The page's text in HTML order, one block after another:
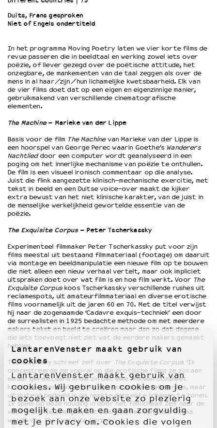
LantarenVenster maakt gebruik van
cookies
LantarenVenster maakt gebruik van
cookies. Wij gebruiken cookies om je
bezoek aan onze website zo plezierig
mogelijk te maken en gaan zorgvuldig
met je privacy om. Cookies die volgen
OVER LANTARENVENSTER
Werken bij
Wie is wie
Word vriend
Historie
Partners
Huisregels
Privacyverklaring
Duurzaamheid
Culturele boycot Israël
Ruimte voor artistieke vrijheid – VNPF
Duits, Frans gesproken
Niet of Engels ondertiteld
In het programma Moving Poetry laten we vier korte films de
revue passeren die in beeldtaal en werking zowel iets over
poëzie, of liever gezegd over de poëtische attitude, het
onzegbare, de mankementen van de taal zeggen als over de
mens in al haar/zijn/hun lichamelijke kwetsbaarheid. Elk van
de vier films doet dat op een eigen en eigenzinnige manier,
gebruikmakend van verschillende cinematografische
elementen.
The Machine– Marieke van der Lippe
Basis voor de film The Machinevan Marieke van der Lippe is
een hoorspel van George Perec waarin Goethe’s Wanderers
Nachtlieddoor een computer wordt geanalyseerd in een
poging om het innerlijke mechanisme van poëzie te onthullen.
De film is een visueel ironisch commentaar op die analyse.
Juist die flink aangezette klinisch-mechanische exercitie, met
tekst in beeld en een Duitse voice-over maakt de kijker
extra bewust van het niet klinische karakter, van de juist in
de menselijke werkelijkheid gewortelde essentie van de
poëzie.
The Exquisite Corpus– Peter Tscherkassky
Experimenteel filmmaker Peter Tscherkassky put voor zijn
films meestal uit bestaand filmmateriaal (footage) om daaruit
via montage en beeldmanipulatie een nieuwe film op te bouwen
die niet alleen een nieuw verhaal vertelt, maar ook impliciet
uitspraken doet over wat film is en hoe film werkt. Voor The
Exquisite Corpuskoos Tscherkassky verschillende rushes uit
reclamespots, uit amateurfilmmateriaal en diverse erotische
films voornamelijk uit de jaren 60 en 70. Met de titel verwijst
hij naar de zogenaamde ‘Cadavre exquis-techniek’ een door
de surrealisten in 1925 bedachte methode om met meerdere
makers tekst en beeld te creëren maar dan zo dat degene
die iets toevoegt niet ziet wat de eerdere makers gemaakt
hebben.
Tscherkassky schreef zelf over The Exquisite Corpus: ‘Ik
concentreerde me vooral op die erotische films; ze zijn aan
elkaar gerelateerd in die zin dat elke film een compleet
krankzinnig verhaal vertelt dat totaal niet relevant is, maar
uitsluitend bedoeld is om naakte menselijke lichamen te tonen.
Ik speel op deze houding in door het filmlichaam zelf naar de
voorgrond te brengen, wat daarmee het centrale thema
wordt van The Exquisite Corpus.’